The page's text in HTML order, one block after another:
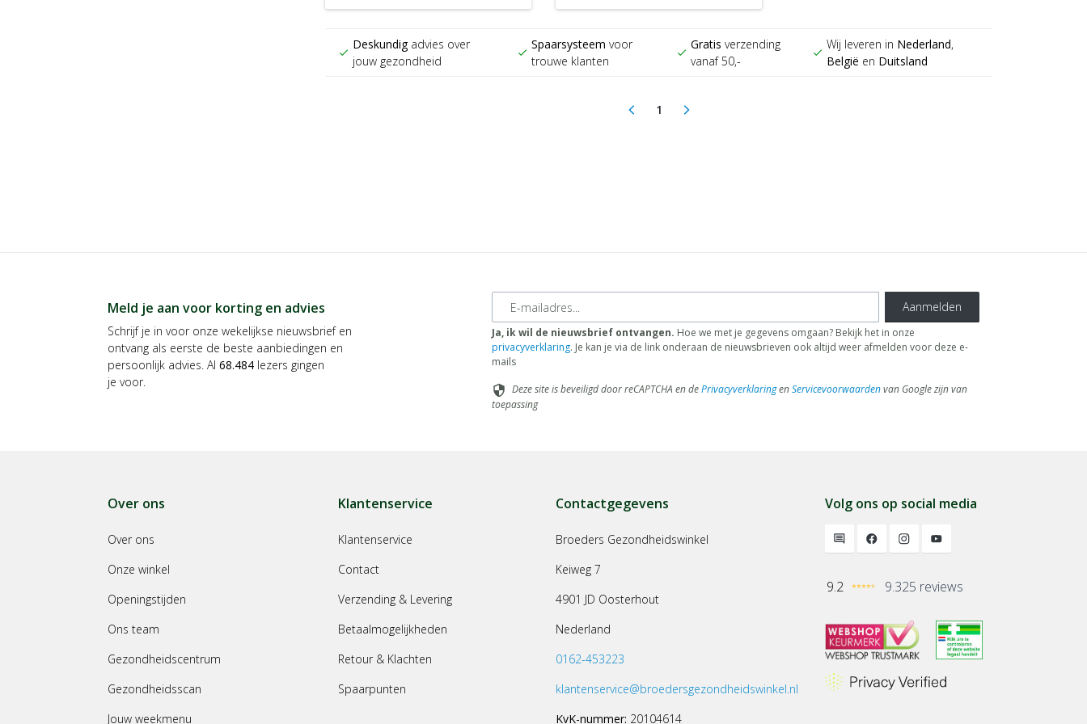
check
Deskundigadvies over
jouw gezondheid
check
Spaarsysteem voor
trouwe klanten
check
Gratis verzending
vanaf 50,-
check
Wij leveren in Nederland,
België en Duitsland
arrow_back_ios 1(current)
arrow_forward_ios
Meld je aan voor korting en advies
Schrijf je in voor onze wekelijkse nieuwsbrief en
ontvang als eerste de beste aanbiedingen en
persoonlijk advies. Al 68.484 lezers gingen
je voor.
E-mailadres Aanmelden
Ja, ik wil de nieuwsbrief ontvangen. Hoe we met je gegevens omgaan? Bekijk het in onze
privacyverklaring. Je kan je via de link onderaan de nieuwsbrieven ook altijd weer afmelden voor deze e-
mails
security Deze site is beveiligd door reCAPTCHA en dePrivacyverklaringenServicevoorwaardenvan Google zijn van
toepassing
Over ons
Over ons
Onze winkel
Openingstijden
Ons team
Gezondheidscentrum
Gezondheidsscan
Jouw weekmenu
Klantenservice
Klantenservice
Contact
Verzending & Levering
Betaalmogelijkheden
Retour & Klachten
Spaarpunten
Contactgegevens
Broeders Gezondheidswinkel
Keiweg 7
4901 JD Oosterhout
Nederland
0162-453223
klantenservice@broedersgezondheidswinkel.nl
KvK-nummer: 20104614
Volg ons op social media
9.2 9.325 reviews